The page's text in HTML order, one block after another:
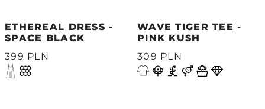
ETHEREAL DRESS -
SPACE BLACK
399 PLN
WAVE TIGER TEE -
PINK KUSH
309 PLN